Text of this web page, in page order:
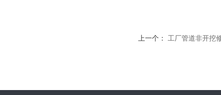
上一个： 工厂管道非开挖